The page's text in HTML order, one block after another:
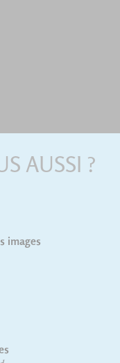
AUSSI ?
pratique de choix
illustré des mots